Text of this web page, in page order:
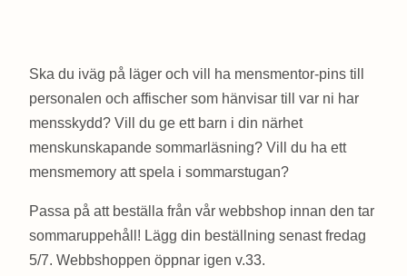
Ska du iväg på läger och vill ha mensmentor-pins till
personalen och affischer som hänvisar till var ni har
mensskydd? Vill du ge ett barn i din närhet
menskunskapande sommarläsning? Vill du ha ett
mensmemory att spela i sommarstugan?
Passa på att beställa från vår webbshop innan den tar
sommaruppehåll! Lägg din beställning senast fredag
5/7. Webbshoppen öppnar igen v.33.